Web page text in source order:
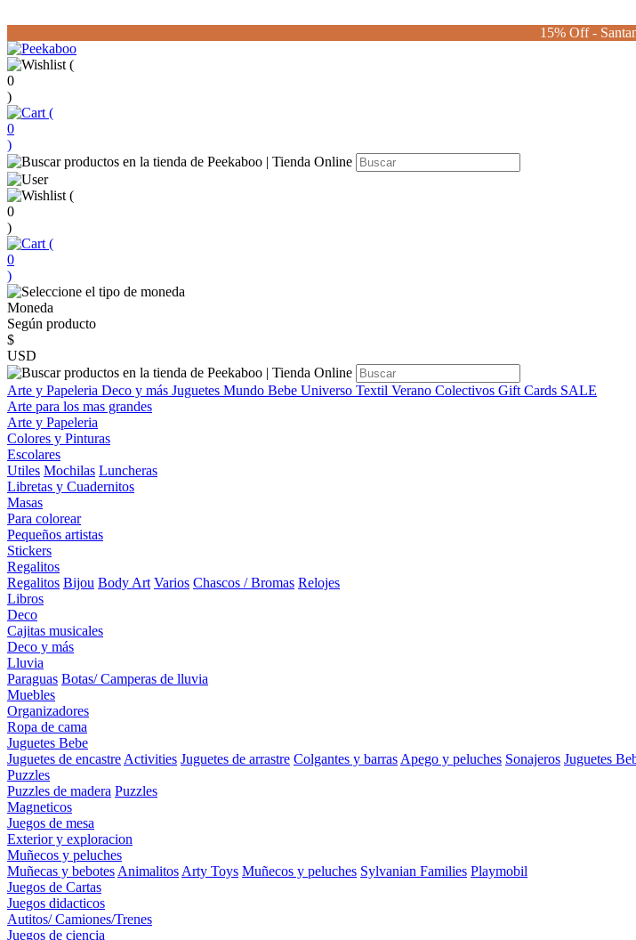
15% Off -
(
0
)
(
0
)
(
0
)
(
0
)
Moneda
Según producto
$
USD
Arte y Papeleria Deco y más Juguetes Mundo Bebe Universo Textil Verano Colectivos Gift Cards SALE
Arte para los mas grandes
Arte y Papeleria
Colores y Pinturas
Escolares
Utiles Mochilas Luncheras
Libretas y Cuadernitos
Masas
Para colorear
Pequeños artistas
Stickers
Regalitos
Regalitos Bijou Body Art Varios Chascos / Bromas Relojes
Libros
Deco
Cajitas musicales
Deco y más
Lluvia
Paraguas Botas/ Camperas de lluvia
Muebles
Organizadores
Ropa de cama
Juguetes Bebe
Juguetes de encastre Activities Juguetes de arrastre Colgantes y barras Apego y peluches Sonajeros Juguetes
Puzzles
Puzzles de madera Puzzles
Magneticos
Juegos de mesa
Exterior y exploracion
Muñecos y peluches
Muñecas y bebotes Animalitos Arty Toys Muñecos y peluches Sylvanian Families Playmobil
Juegos de Cartas
Juegos didacticos
Autitos/ Camiones/Trenes
Juegos de ciencia